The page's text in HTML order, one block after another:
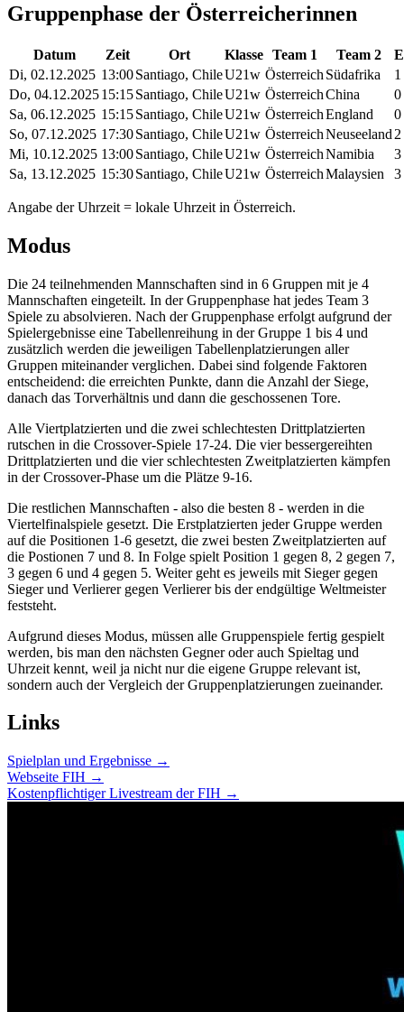
Gruppenphase der Österreicherinnen
Datum Zeit Ort Klasse Team 1 Team 2
Di, 02.12.2025 13:00Santiago, ChileU21w Österreich Südafrika
Do, 04.12.202515:15Santiago, ChileU21w ÖsterreichChina
0
Sa, 06.12.2025 15:15Santiago, ChileU21w ÖsterreichEngland
0
So, 07.12.2025 17:30Santiago, ChileU21w ÖsterreichNeuseeland
Mi, 10.12.2025 13:00Santiago, ChileU21w ÖsterreichNamibia
3
Sa, 13.12.2025 15:30Santiago, ChileU21w ÖsterreichMalaysien 3
Angabe der Uhrzeit = lokale Uhrzeit in Österreich.
Modus
Die 24 teilnehmenden Mannschaften sind in 6 Gruppen mit je 4
Mannschaften eingeteilt. In der Gruppenphase hat jedes Team 3
Spiele zu absolvieren. Nach der Gruppenphase erfolgt aufgrund der
Spielergebnisse eine Tabellenreihung in der Gruppe 1 bis 4 und
zusätzlich werden die jeweiligen Tabellenplatzierungen aller
Gruppen miteinander verglichen. Dabei sind folgende Faktoren
entscheidend: die erreichten Punkte, dann die Anzahl der Siege,
danach das Torverhältnis und dann die geschossenen Tore.
Alle Viertplatzierten und die zwei schlechtesten Drittplatzierten
rutschen in die Crossover-Spiele 17-24. Die vier bessergereihten
Drittplatzierten und die vier schlechtesten Zweitplatzierten kämpfen
in der Crossover-Phase um die Plätze 9-16.
Die restlichen Mannschaften - also die besten 8 - werden in die
Viertelfinalspiele gesetzt. Die Erstplatzierten jeder Gruppe werden
auf die Positionen 1-6 gesetzt, die zwei besten Zweitplatzierten auf
die Postionen 7 und 8. In Folge spielt Position 1 gegen 8, 2 gegen 7,
3 gegen 6 und 4 gegen 5. Weiter geht es jeweils mit Sieger gegen
Sieger und Verlierer gegen Verlierer bis der endgültige Weltmeister
feststeht.
Aufgrund dieses Modus, müssen alle Gruppenspiele fertig gespielt
werden, bis man den nächsten Gegner oder auch Spieltag und
Uhrzeit kennt, weil ja nicht nur die eigene Gruppe relevant ist,
sondern auch der Vergleich der Gruppenplatzierungen zueinander.
Links
Spielplan und Ergebnisse →
Webseite FIH →
Kostenpflichtiger Livestream der FIH →